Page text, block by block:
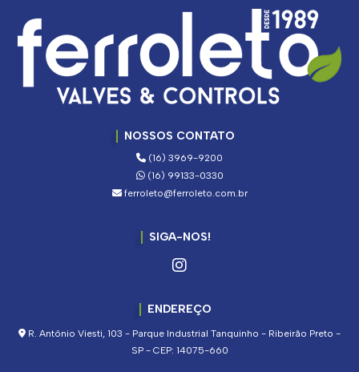
NOSSOS CONTATO
(16) 3969-9200
(16) 99133-0330
ferroleto@ferroleto.com.br
SIGA-NOS!
ENDEREÇO
R. Antônio Viesti, 103 - Parque Industrial Tanquinho - Ribeirão Preto -
SP - CEP: 14075-660